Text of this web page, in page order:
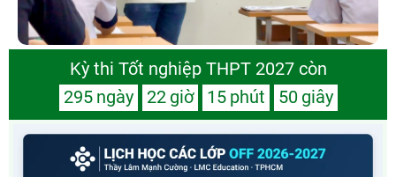
Kỳ thi Tốt nghiệp THPT 2027 còn
295 ngày 22 giờ 15 phút 48 giây